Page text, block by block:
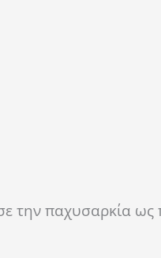
την παχυσαρκία ως